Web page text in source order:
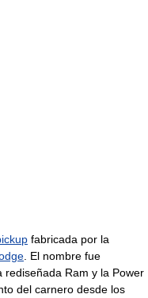
fabricada por la
. El nombre fue
rediseñada Ram y la Power
del carnero desde los